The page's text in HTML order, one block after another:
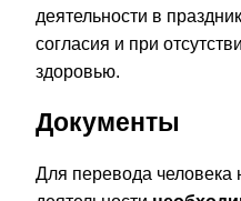
деятельности в
согласия и при
здоровью.
Документы
Для перевода человека